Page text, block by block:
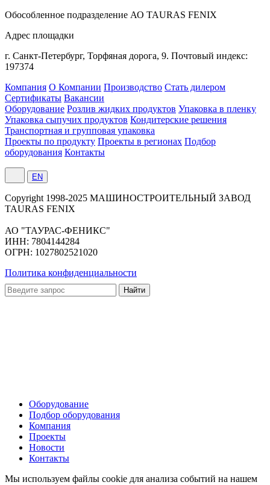
Обособленное подразделение АО TAURAS FENIX
Адрес площадки
г. Санкт-Петербург, Торфяная дорога, 9. Почтовый индекс:
197374
Компания О Компании Производство Стать дилером
Сертификаты Вакансии
Оборудование Розлив жидких продуктов Упаковка в пленку
Упаковка сыпучих продуктов Кондитерские решения
Транспортная и групповая упаковка
Проекты по продукту Проекты в регионах Подбор
оборудования Контакты
EN
Сopyright 1998-2025 МАШИНОСТРОИТЕЛЬНЫЙ ЗАВОД
TAURAS FENIX
АО "ТАУРАС-ФЕНИКС"
ИНН: 7804144284
ОГРН: 1027802521020
Политика конфиденциальности
Оборудование
Подбор оборудования
Компания
Проекты
Новости
Контакты
Мы используем файлы cookie для анализа событий на нашем